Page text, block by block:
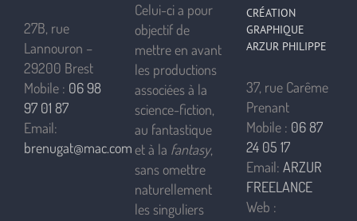
27B, rue
Lannouron –
29200 Brest
Mobile : 06 98
97 01 87
Email:
brenugat@mac.com
Celui-ci a pour
objectif de
mettre en avant
les productions
associées à la
science-fiction,
au fantastique
et à la fantasy,
sans omettre
naturellement
les singuliers
CRÉATION
GRAPHIQUE
ARZUR PHILIPPE
37, rue Carême
Prenant
Mobile : 06 87
24 05 17
Email: ARZUR
FREELANCE
Web :